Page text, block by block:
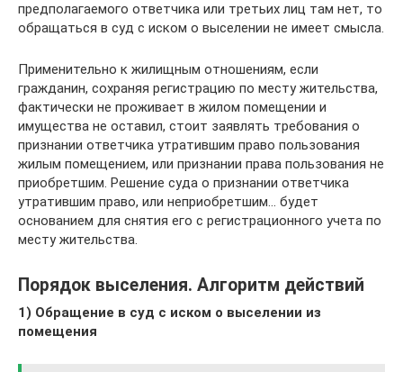
предполагаемого ответчика или третьих лиц там нет, то
обращаться в суд с иском о выселении не имеет смысла.
Применительно к жилищным отношениям, если
гражданин, сохраняя регистрацию по месту жительства,
фактически не проживает в жилом помещении и
имущества не оставил, стоит заявлять требования о
признании ответчика утратившим право пользования
жилым помещением, или признании права пользования не
приобретшим. Решение суда о признании ответчика
утратившим право, или неприобретшим… будет
основанием для снятия его с регистрационного учета по
месту жительства.
Порядок выселения. Алгоритм действий
1) Обращение в суд с иском о выселении из
помещения